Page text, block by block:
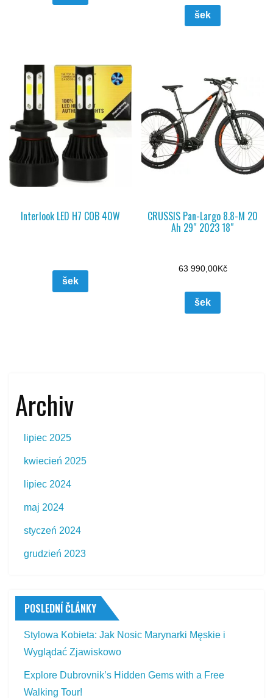
šek
Interlook LED H7 COB 40W
šek
CRUSSIS Pan-Largo 8.8-M 20
Ah 29″ 2023 18″
63 990,00Kč
šek
Archiv
lipiec 2025
kwiecień 2025
lipiec 2024
maj 2024
styczeń 2024
grudzień 2023
POSLEDNÍ ČLÁNKY
Stylowa Kobieta: Jak Nosic Marynarki Męskie i
Wyglądać Zjawiskowo
Explore Dubrovnik’s Hidden Gems with a Free
Walking Tour!